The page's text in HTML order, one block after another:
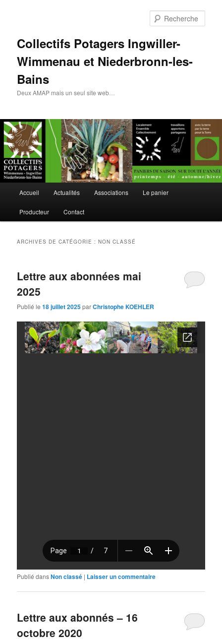
Collectifs Potagers Ingwiller-
Wimmenau et Niederbronn-les-
Bains
Deux AMAP mais un seul site web…
Aller
au
Aller
au
Accueil Actualités Associations Le panier
Producteur Contact
ARCHIVES DE CATÉGORIE :NON CLASSÉ
Lettre aux abonnées mai
2025
Publié le18 juillet 2025parChristophe KOEHLER
Publié dansNon classé | Laisser un commentaire
Lettre aux abonnés – 16
octobre 2020